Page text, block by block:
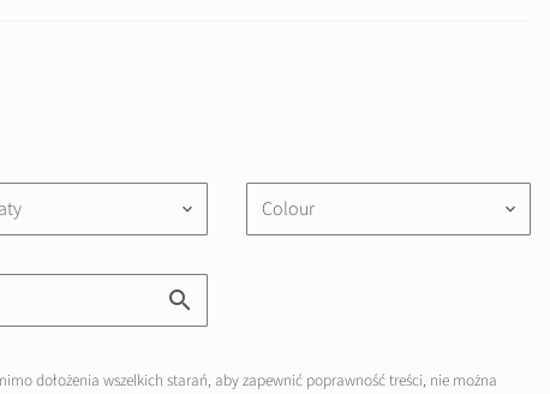
keyboard_arrow_down Colour keyboard_arrow_down
dołożenia wszelkich starań, aby zapewnić poprawność treści, nie można